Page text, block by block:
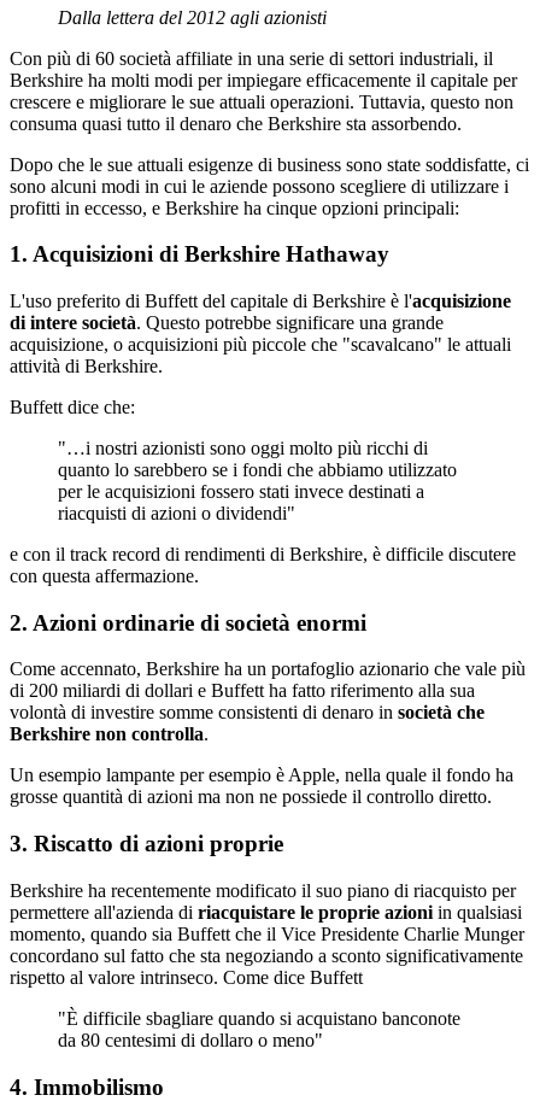
Dalla lettera del 2012 agli azionisti
Con più di 60 società affiliate in una serie di settori industriali, il
Berkshire ha molti modi per impiegare efficacemente il capitale per
crescere e migliorare le sue attuali operazioni. Tuttavia, questo non
consuma quasi tutto il denaro che Berkshire sta assorbendo.
Dopo che le sue attuali esigenze di business sono state soddisfatte, ci
sono alcuni modi in cui le aziende possono scegliere di utilizzare i
profitti in eccesso, e Berkshire ha cinque opzioni principali:
1. Acquisizioni di Berkshire Hathaway
L'uso preferito di Buffett del capitale di Berkshire è l'acquisizione
di intere società. Questo potrebbe significare una grande
acquisizione, o acquisizioni più piccole che "scavalcano" le attuali
attività di Berkshire.
Buffett dice che:
"…i nostri azionisti sono oggi molto più ricchi di
quanto lo sarebbero se i fondi che abbiamo utilizzato
per le acquisizioni fossero stati invece destinati a
riacquisti di azioni o dividendi"
e con il track record di rendimenti di Berkshire, è difficile discutere
con questa affermazione.
2. Azioni ordinarie di società enormi
Come accennato, Berkshire ha un portafoglio azionario che vale più
di 200 miliardi di dollari e Buffett ha fatto riferimento alla sua
volontà di investire somme consistenti di denaro in società che
Berkshire non controlla.
Un esempio lampante per esempio è Apple, nella quale il fondo ha
grosse quantità di azioni ma non ne possiede il controllo diretto.
3. Riscatto di azioni proprie
Berkshire ha recentemente modificato il suo piano di riacquisto per
permettere all'azienda di riacquistare le proprie azioni in qualsiasi
momento, quando sia Buffett che il Vice Presidente Charlie Munger
concordano sul fatto che sta negoziando a sconto significativamente
rispetto al valore intrinseco. Come dice Buffett
"È difficile sbagliare quando si acquistano banconote
da 80 centesimi di dollaro o meno"
4. Immobilismo